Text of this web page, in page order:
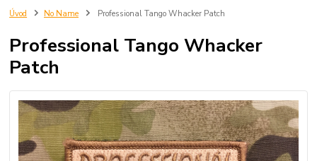
Úvod No Name Professional Tango Whacker Patch
Professional Tango Whacker
Patch